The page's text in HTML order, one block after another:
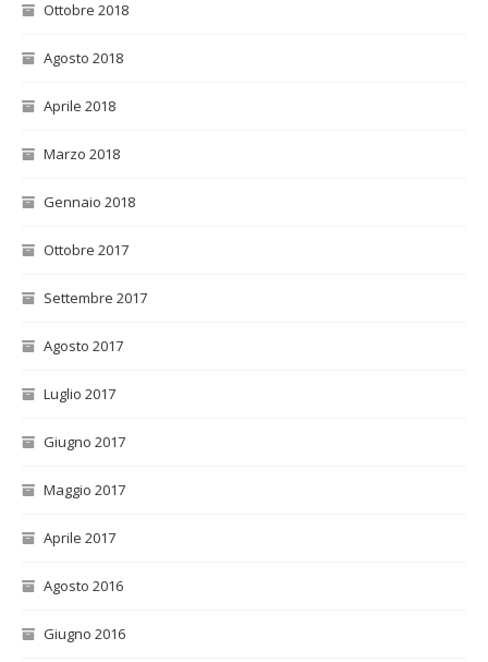
Ottobre 2018
Agosto 2018
Aprile 2018
Marzo 2018
Gennaio 2018
Ottobre 2017
Settembre 2017
Agosto 2017
Luglio 2017
Giugno 2017
Maggio 2017
Aprile 2017
Agosto 2016
Giugno 2016